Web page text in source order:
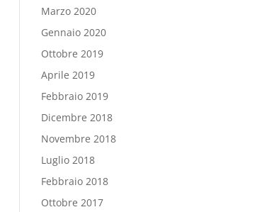
Marzo 2020
Gennaio 2020
Ottobre 2019
Aprile 2019
Febbraio 2019
Dicembre 2018
Novembre 2018
Luglio 2018
Febbraio 2018
Ottobre 2017